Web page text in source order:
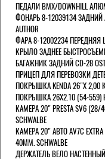
ПЕДАЛИ BMX/DOWNHILL
ФОНАРЬ 8-12039134 ЗАДНИЙ
AUTHOR
ФАРА 8-12002234 ПЕРЕДНЯЯ
КРЫЛО ЗАДНЕЕ
БАГАЖНИК ЗАДНИЙ CD-28
ПРИЦЕП ДЛЯ ПЕРЕВОЗКИ
ПОКРЫШКА KENDA 26"Х 2,00
ПОКРЫШКА 26X2.10 (54-559)
КАМЕРА 20" PRESTA SV6 (28/
SCHWALBE
КАМЕРА 20" АВТО AV7C
40MM. SCHWALBE
ДЕРЖАТЕЛЬ ВЕЛО НАСТЕННЫЙ